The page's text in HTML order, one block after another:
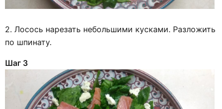
2. Лосось нарезать небольшими кусками. Разложить
по шпинату.
Шаг 3